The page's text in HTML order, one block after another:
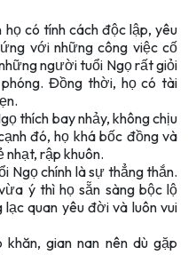
họ có tính cách độc lập, yêu
với những công việc cố
người tuổi Ngọ rất giỏi
Đồng thời, họ có tài
thích bay nhảy, không chịu
đó, họ khá bốc đồng và
rập khuôn.
Ngọ chính là sự thẳng thắn.
ý thì họ sẵn sàng bộc lộ
quan yêu đời và luôn vui
gian nan nên dù gặp